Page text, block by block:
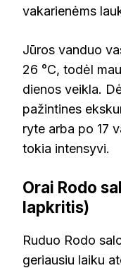
vakarienėms
Jūros vanduo
26 °C, todėl
dienos veikla.
pažintines
ryte arba po 17
tokia intensyvi.
Orai Rodo
lapkritis)
Ruduo Rodo
geriausiu laiku